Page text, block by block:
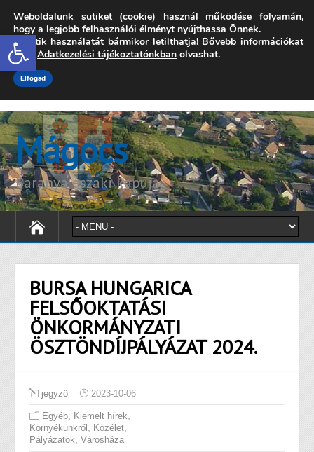
Open toolbar
7342 Mágocs, Szabadság utca 39.
onkormanyzat@magocs.hu +36 (72) 451 110
Elérhetőségek
Mágocs
Baranya északi kapuja
BURSA HUNGARICA
FELSŐOKTATÁSI
ÖNKORMÁNYZATI
ÖSZTÖNDÍJPÁLYÁZAT 2024.
jegyző 2023-10-06
Egyéb Kiemelt hírek
Környékünkről Közélet
Pályázatok ,Városháza
Weboldalunk sütiket (cookie) használ működése folyamán,
hogy a legjobb felhasználói élményt nyújthassa Önnek.
A sütik használatát bármikor letilthatja! Bővebb információkat
erről Adatkezelési tájékoztatónkban olvashat.
Elfogad